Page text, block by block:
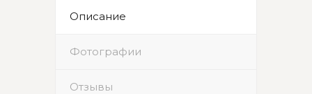
Описание
Фотографии
Отзывы